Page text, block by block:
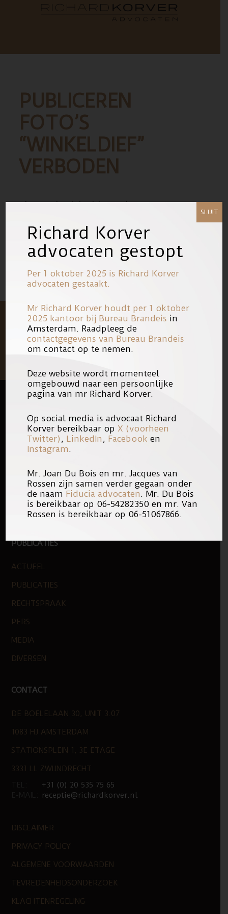
PUBLICEREN
FOTO’S
“WINKELDIEF”
VERBODEN
Zie persbericht hieronder
31/05/2006Link
FOOTER
QUICK LINKS
KANTOOR
ONS TEAM
WERKEN BIJ
NIEUWE ZAKEN
LOGO
PUBLICATIES
ACTUEEL
PUBLICATIES
RECHTSPRAAK
PERS
MEDIA
DIVERSEN
CONTACT
DE BOELELAAN 30, UNIT 3.07
1083 HJ AMSTERDAM
STATIONSPLEIN 1, 3E ETAGE
3331 LL ZWIJNDRECHT
+31 (0) 20 535 75 65
receptie@richardkorver.nl
DISCLAIMER
PRIVACY POLICY
ALGEMENE VOORWAARDEN
TEVREDENHEIDSONDERZOEK
KLACHTENREGELING
Richard Korver
advocaten gestopt
Per 1 oktober 2025 is Richard Korver
advocaten gestaakt.
Mr Richard Korver houdt per 1 oktober
2025 kantoor bij Bureau Brandeis in
Amsterdam. Raadpleeg de
contactgegevens van Bureau Brandeis
om contact op te nemen.
Deze website wordt momenteel
omgebouwd naar een persoonlijke
pagina van mr Richard Korver.
Op social media is advocaat Richard
Korver bereikbaar op X (voorheen
Twitter) , LinkedIn , Facebook en
Instagram .
Mr. Joan Du Bois en mr. Jacques van
Rossen zijn samen verder gegaan onder
de naam Fiducia advocaten . Mr. Du Bois
is bereikbaar op 06-54282350 en mr. Van
Rossen is bereikbaar op 06-51067866.
SLUIT